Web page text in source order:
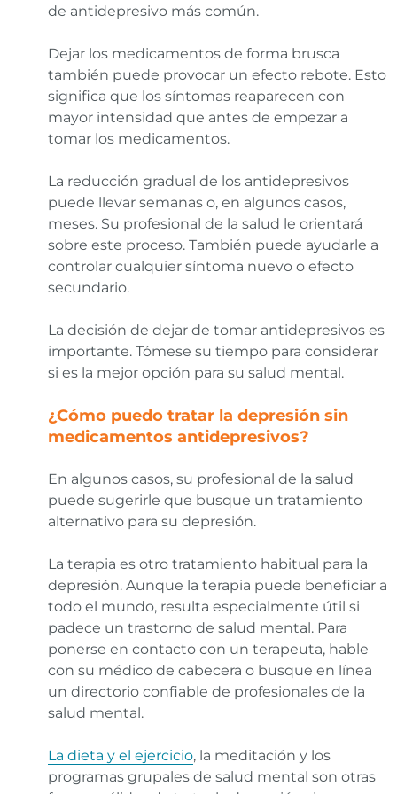
de antidepresivo más común.
Dejar los medicamentos de forma brusca
también puede provocar un efecto rebote. Esto
significa que los síntomas reaparecen con
mayor intensidad que antes de empezar a
tomar los medicamentos.
La reducción gradual de los antidepresivos
puede llevar semanas o, en algunos casos,
meses. Su profesional de la salud le orientará
sobre este proceso. También puede ayudarle a
controlar cualquier síntoma nuevo o efecto
secundario.
La decisión de dejar de tomar antidepresivos es
importante. Tómese su tiempo para considerar
si es la mejor opción para su salud mental.
¿Cómo puedo tratar la depresión sin
medicamentos antidepresivos?
En algunos casos, su profesional de la salud
puede sugerirle que busque un tratamiento
alternativo para su depresión.
La terapia es otro tratamiento habitual para la
depresión. Aunque la terapia puede beneficiar a
todo el mundo, resulta especialmente útil si
padece un trastorno de salud mental. Para
ponerse en contacto con un terapeuta, hable
con su médico de cabecera o busque en línea
un directorio confiable de profesionales de la
salud mental.
La dieta y el ejercicio, la meditación y los
programas grupales de salud mental son otras